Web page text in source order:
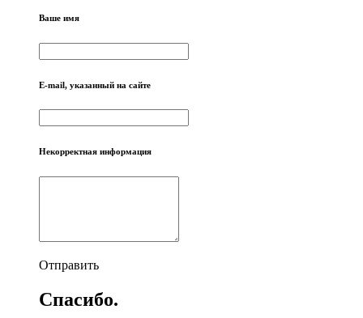
Ваше имя
E-mail, указанный на сайте
Некорректная информация
Отправить
Спасибо.